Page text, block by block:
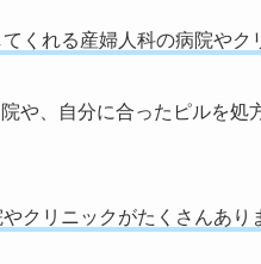
くれる産婦人科の病院やク
や、自分に合ったピルを
クリニックがたくさんあ